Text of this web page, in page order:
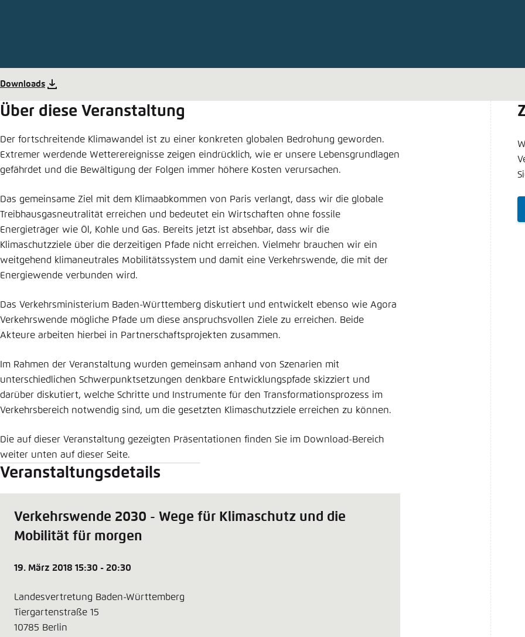
Downloads
Über diese Veranstaltung
Der fortschreitende Klimawandel ist zu einer konkreten globalen Bedrohung geworden.
Extremer werdende Wetterereignisse zeigen eindrücklich, wie er unsere Lebensgrundlagen
gefährdet und die Bewältigung der Folgen immer höhere Kosten verursachen.
Das gemeinsame Ziel mit dem Klimaabkommen von Paris verlangt, dass wir die globale
Treibhausgasneutralität erreichen und bedeutet ein Wirtschaften ohne fossile
Energieträger wie Öl, Kohle und Gas. Bereits jetzt ist absehbar, dass wir die
Klimaschutzziele über die derzeitigen Pfade nicht erreichen. Vielmehr brauchen wir ein
weitgehend klimaneutrales Mobilitätssystem und damit eine Verkehrswende, die mit der
Energiewende verbunden wird.
Das Verkehrsministerium Baden-Württemberg diskutiert und entwickelt ebenso wie Agora
Verkehrswende mögliche Pfade um diese anspruchsvollen Ziele zu erreichen. Beide
Akteure arbeiten hierbei in Partnerschaftsprojekten zusammen.
Im Rahmen der Veranstaltung wurden gemeinsam anhand von Szenarien mit
unterschiedlichen Schwerpunktsetzungen denkbare Entwicklungspfade skizziert und
darüber diskutiert, welche Schritte und Instrumente für den Transformationsprozess im
Verkehrsbereich notwendig sind, um die gesetzten Klimaschutzziele erreichen zu können.
Die auf dieser Veranstaltung gezeigten Präsentationen finden Sie im Download-Bereich
weiter unten auf dieser Seite.
Veranstaltungsdetails
Verkehrswende 2030 - Wege für Klimaschutz und die
Mobilität für morgen
19. März 2018 15:30 - 20:30
Landesvertretung Baden-Württemberg
Tiergartenstraße 15
10785 Berlin